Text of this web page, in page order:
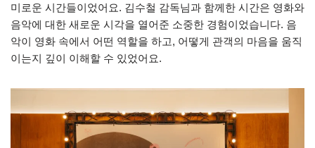
미로운 시간들이었어요. 김수철 감독님과 함께한 시간은 영화와
음악에 대한 새로운 시각을 열어준 소중한 경험이었습니다. 음
악이 영화 속에서 어떤 역할을 하고, 어떻게 관객의 마음을 움직
이는지 깊이 이해할 수 있었어요.